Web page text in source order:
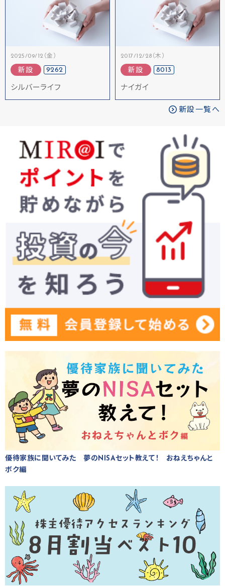
2025/09/12（金）
新設 9262
シルバーライフ
2017/12/28（木）
新設 8013
ナイガイ
新設一覧へ
優待家族に聞いてみた 夢のNISAセット教えて！ おねえちゃんと
ボク編